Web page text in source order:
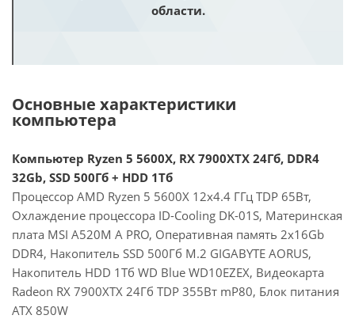
области.
Основные характеристики
компьютера
Компьютер Ryzen 5 5600X, RX 7900XTX 24Гб, DDR4
32Gb, SSD 500Гб + HDD 1Тб
Процессор AMD Ryzen 5 5600X 12x4.4 ГГц TDP 65Вт,
Охлаждение процессора ID-Cooling DK-01S, Материнская
плата MSI A520M A PRO, Оперативная память 2x16Gb
DDR4, Накопитель SSD 500Гб M.2 GIGABYTE AORUS,
Накопитель HDD 1Тб WD Blue WD10EZEX, Видеокарта
Radeon RX 7900XTX 24Гб TDP 355Вт mP80, Блок питания
ATX 850W